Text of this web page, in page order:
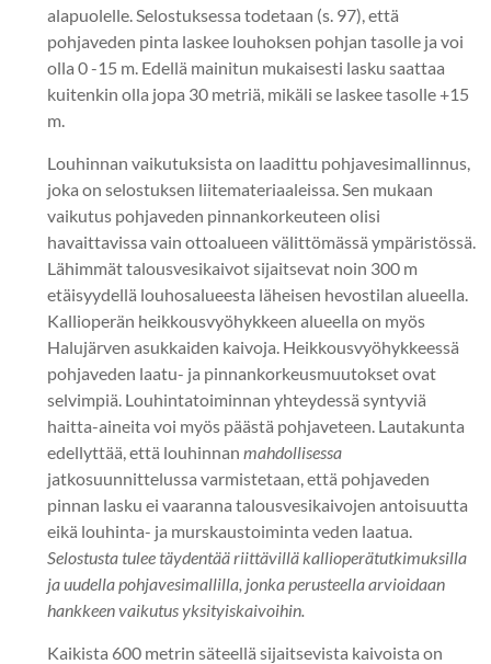
alapuolelle. Selostuksessa todetaan (s. 97), että
pohjaveden pinta laskee louhoksen pohjan tasolle ja voi
olla 0 -15 m. Edellä mainitun mukaisesti lasku saattaa
kuitenkin olla jopa 30 metriä, mikäli se laskee tasolle +15
m.
Louhinnan vaikutuksista on laadittu pohjavesimallinnus,
joka on selostuksen liitemateriaaleissa. Sen mukaan
vaikutus pohjaveden pinnankorkeuteen olisi
havaittavissa vain ottoalueen välittömässä ympäristössä.
Lähimmät talousvesikaivot sijaitsevat noin 300 m
etäisyydellä louhosalueesta läheisen hevostilan alueella.
Kallioperän heikkousvyöhykkeen alueella on myös
Halujärven asukkaiden kaivoja. Heikkousvyöhykkeessä
pohjaveden laatu- ja pinnankorkeusmuutokset ovat
selvimpiä. Louhintatoiminnan yhteydessä syntyviä
haitta-aineita voi myös päästä pohjaveteen. Lautakunta
edellyttää, että louhinnanmahdollisessa
jatkosuunnittelussa varmistetaan, että pohjaveden
pinnan lasku ei vaaranna talousvesikaivojen antoisuutta
eikä louhinta- ja murskaustoiminta veden laatua.
Selostusta tulee täydentää riittävillä kallioperätutkimuksilla
ja uudella pohjavesimallilla, jonka perusteella arvioidaan
hankkeen vaikutus yksityiskaivoihin.
Kaikista 600 metrin säteellä sijaitsevista kaivoista on